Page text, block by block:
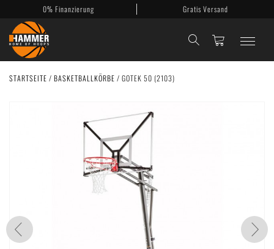
0% Finanzierung Gratis Versand
Basketballkörbe
Mobile Körbe
Basketballanlagen
Backboards
Zubehör
Mein Konto
STARTSEITE / BASKETBALLKÖRBE / GOTEK 50 (2103)